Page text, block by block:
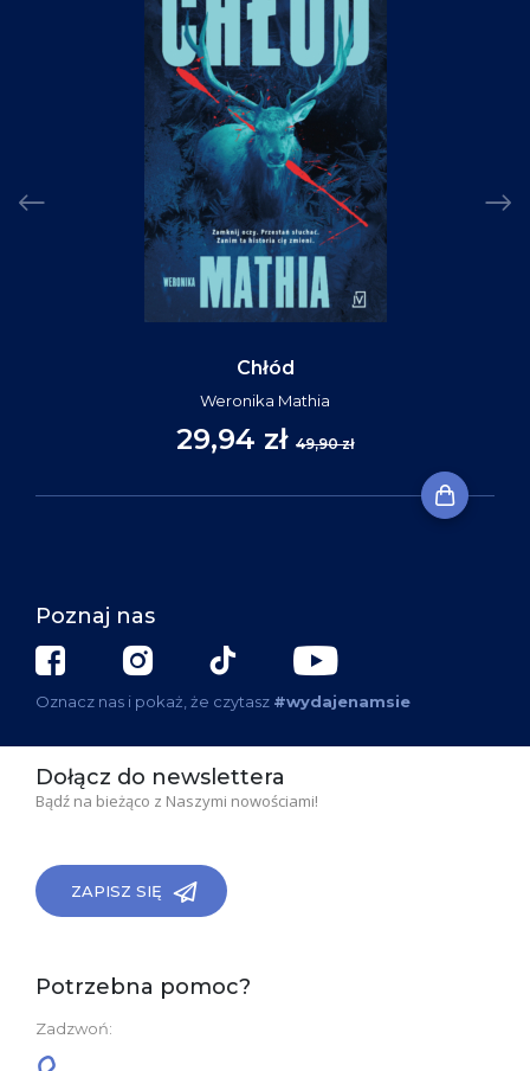
Chłód
Weronika Mathia
29,94 zł 49,90 zł
Poznaj nas
Oznacz nas i pokaż, że czytasz #wydajenamsie
Dołącz do newslettera
Bądź na bieżąco z Naszymi nowościami!
ZAPISZ SIĘ
Potrzebna pomoc?
Zadzwoń: